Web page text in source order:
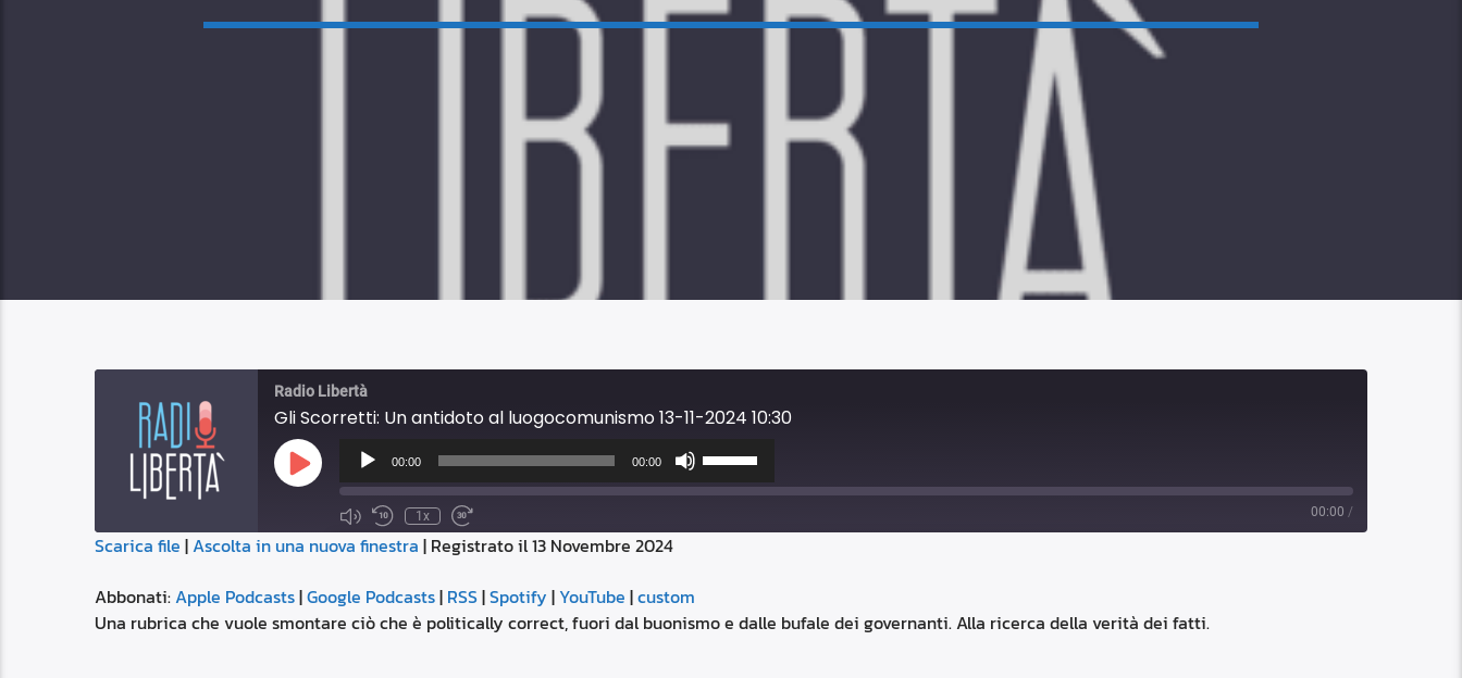
Radio Libertà
Gli Scorretti: Un antidoto al luogocomunismo 13-11-2024 10:30
Play
Episode
Audio
Player
00:00 00:00
i
tasti
freccia
per
volume.
1x 00:00 /
SUBSCRIBE SHARE
Spotify
Scarica file |Ascolta in una nuova finestra | Registrato il 13 Novembre 2024
Abbonati:Apple Podcasts|Google Podcasts| RSS|Spotify | YouTube |custom
Una rubrica che vuole smontare ciò che è politically correct, fuori dal buonismo e dalle bufale dei governanti. Alla ricerca della verità dei fatti.